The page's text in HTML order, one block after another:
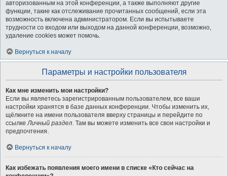
авторизованным на этой конференции, а также выполняют другие
функции, такие как отслеживание прочитанных сообщений, если эта
возможность включена администратором. Если вы испытываете
трудности со входом или выходом на данной конференции, возможно,
удаление cookies может помочь.
Вернуться к началу
Параметры и настройки пользователя
Как мне изменить мои настройки?
Если вы являетесь зарегистрированным пользователем, все ваши
настройки хранятся в базе данных конференции. Чтобы изменить их,
щёлкните на имени пользователя вверху страницы и перейдите по
ссылкеЛичный раздел. Там вы можете изменить все свои настройки и
предпочтения.
Вернуться к началу
Как избежать появления моего имени в списке «Кто сейчас на